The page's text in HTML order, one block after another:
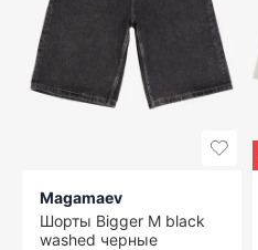
Magamaev
Шорты Bigger M black
washed черные